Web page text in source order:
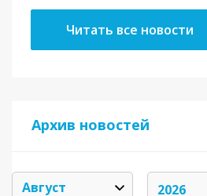
Читать все новости
Архив новостей